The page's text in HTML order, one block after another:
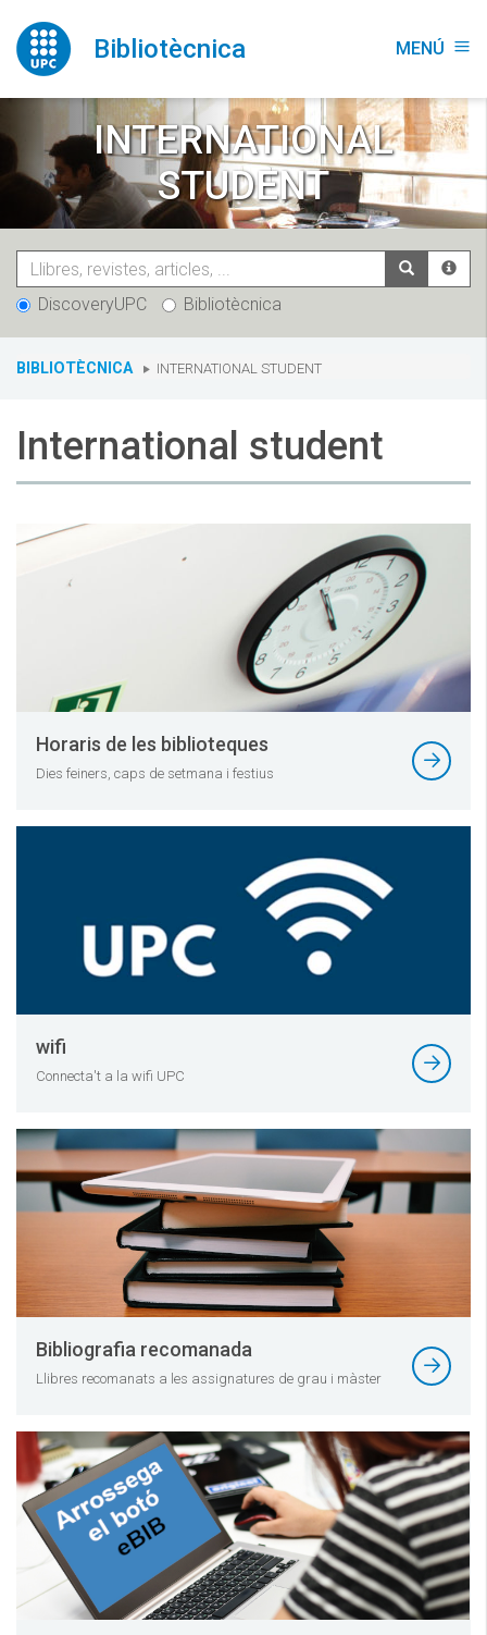
contingut
Bibliotècnica MENÚ menu
INTERNATIONAL
STUDENT
DiscoveryUPC Bibliotècnica
You
BIBLIOTÈCNICA INTERNATIONAL STUDENT
International student
Horaris de les biblioteques
Dies feiners, caps de setmana i festius
wifi
Connecta't a la wifi UPC
Bibliografia recomanada
Llibres recomanats a les assignatures de grau i màster